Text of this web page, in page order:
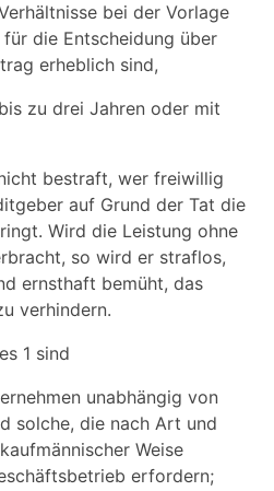
bei der Vorlage
die Entscheidung über
erheblich sind,
zu drei Jahren oder mit
bestraft, wer freiwillig
auf Grund der Tat die
Wird die Leistung ohne
so wird er straflos,
ernsthaft bemüht, das
verhindern.
1 sind
unabhängig von
solche, die nach Art und
Weise
erfordern;